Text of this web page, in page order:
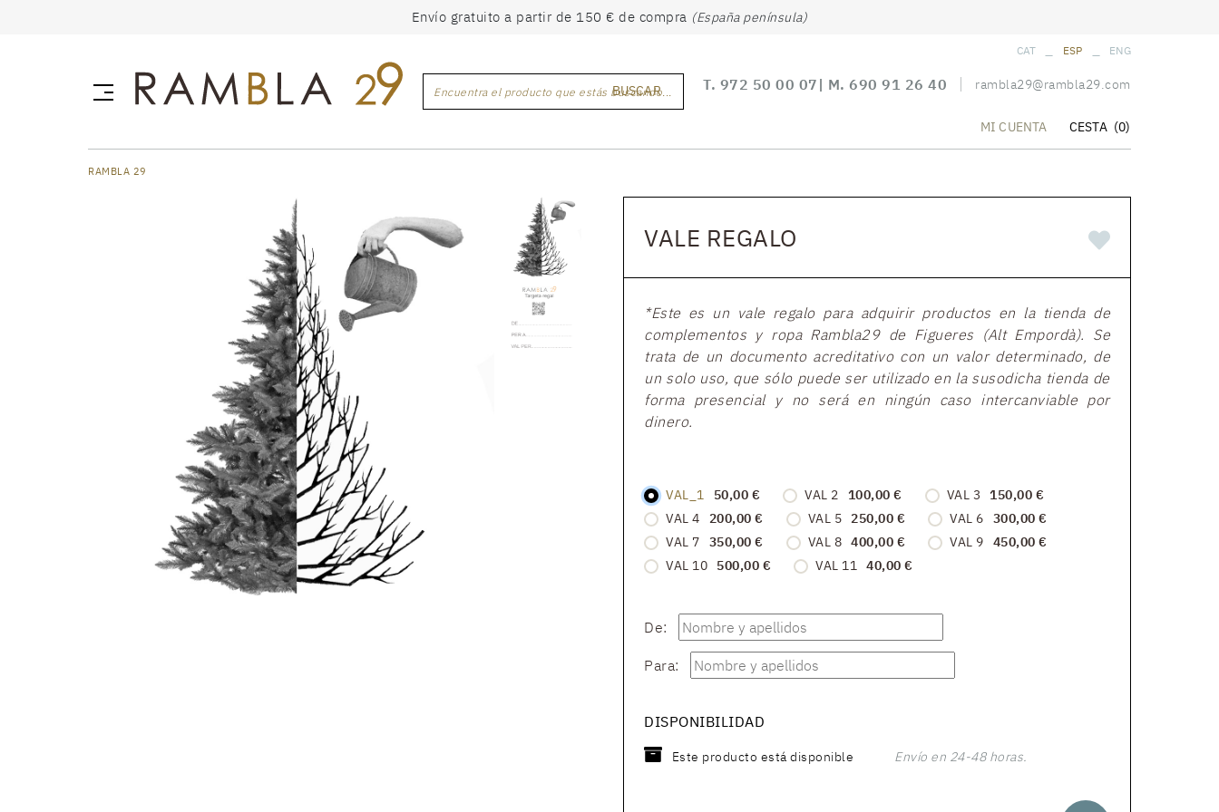
Envío gratuito a partir de 150 € de compra (España península)
Encuentra el producto que estás buscando...
BUSCAR
CAT ESP ENG
T. 972 50 00 07 | M. 690 91 26 40 rambla29@rambla29.com
MI CUENTA CESTA (0)
RAMBLA 29
VALE REGALO
*Este es un vale regalo para adquirir productos en la tienda de
complementos y ropa Rambla29 de Figueres (Alt Empordà). Se
trata de un documento acreditativo con un valor determinado, de
un solo uso, que sólo puede ser utilizado en la susodicha tienda de
forma presencial y no será en ningún caso intercanviable por
dinero.
VAL_1 50,00 € VAL 2 100,00 € VAL 3
150,00 €
VAL 4
200,00 € VAL 5 250,00 € VAL 6
300,00 €
VAL 7
350,00 € VAL 8 400,00 € VAL 9
450,00 €
VAL 10
500,00 € VAL 11 40,00 €
De:
Para:
DISPONIBILIDAD
Este producto está disponible Envío en 24-48 horas.